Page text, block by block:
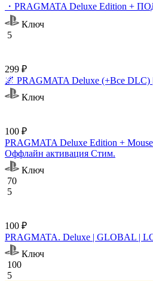
・PRAGMATA Deluxe Edition +
Ключ
5
299 ₽
🌌 PRAGMATA Deluxe (+Все DLC)
Ключ
100 ₽
PRAGMATA Deluxe Edition +
Оффлайн активация Cтим.
Ключ
70
5
100 ₽
PRAGMATA. Deluxe | GLOBAL |
Ключ
100
5